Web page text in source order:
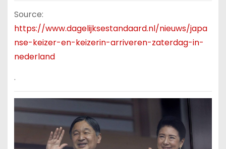
Source:
https://www.dagelijksestandaard.nl/nieuws/japa
nse-keizer-en-keizerin-arriveren-zaterdag-in-
nederland
.